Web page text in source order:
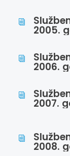
i
2005.
i
2006.
i
2007.
i
2008.